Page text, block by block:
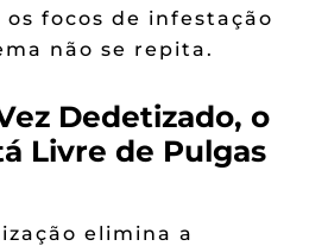
focos de infestação
não se repita.
Dedetizado, o
Livre de Pulgas
elimina a